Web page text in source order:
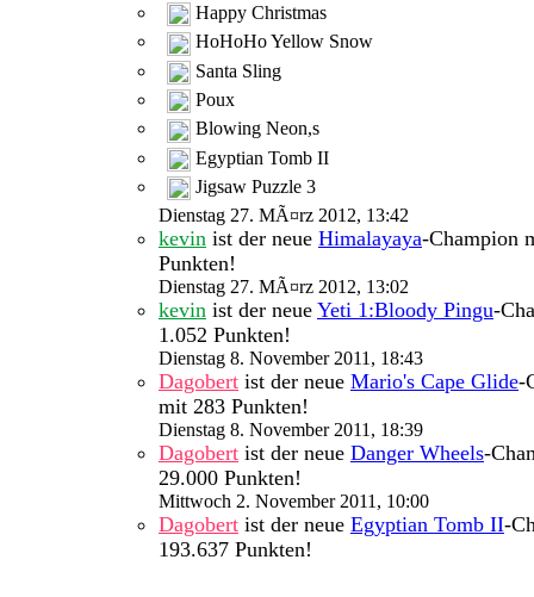
Happy Christmas
HoHoHo Yellow Snow
Santa Sling
Poux
Blowing Neon,s
Egyptian Tomb II
Jigsaw Puzzle 3
Dienstag 27. MÃ¤rz 2012, 13:42
kevin ist der neue Himalayaya-Champion
Punkten!
Dienstag 27. MÃ¤rz 2012, 13:02
kevin ist der neue Yeti 1:Bloody Pingu-
1.052 Punkten!
Dienstag 8. November 2011, 18:43
Dagobert ist der neue Mario's Cape Glide-
mit 283 Punkten!
Dienstag 8. November 2011, 18:39
Dagobert ist der neue Danger Wheels-
29.000 Punkten!
Mittwoch 2. November 2011, 10:00
Dagobert ist der neue Egyptian Tomb II-
193.637 Punkten!